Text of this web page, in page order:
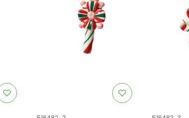
Kod produktu Kod produktu